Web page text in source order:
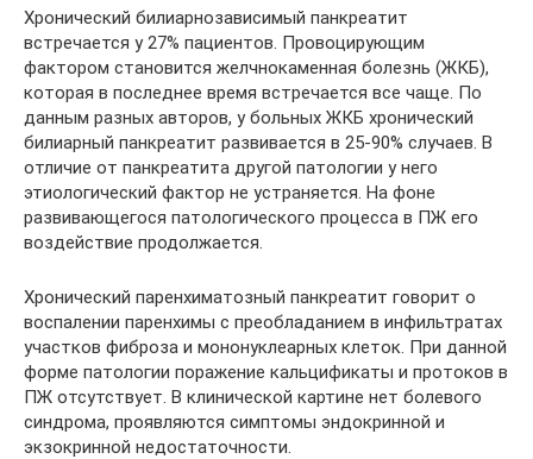
Хронический билиарнозависимый панкреатит
встречается у 27% пациентов. Провоцирующим
фактором становится желчнокаменная болезнь (ЖКБ),
которая в последнее время встречается все чаще. По
данным разных авторов, у больных ЖКБ хронический
билиарный панкреатит развивается в 25-90% случаев. В
отличие от панкреатита другой патологии у него
этиологический фактор не устраняется. На фоне
развивающегося патологического процесса в ПЖ его
воздействие продолжается.
Хронический паренхиматозный панкреатит говорит о
воспалении паренхимы с преобладанием в инфильтратах
участков фиброза и мононуклеарных клеток. При данной
форме патологии поражение кальцификаты и протоков в
ПЖ отсутствует. В клинической картине нет болевого
синдрома, проявляются симптомы эндокринной и
экзокринной недостаточности.